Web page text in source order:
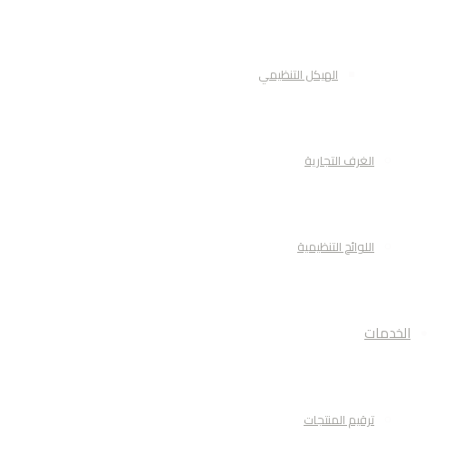
الهيكل التنظيمي
الغرف التجارية
اللوائح التنظيمية
الخدمات
ترقيم المنتجات